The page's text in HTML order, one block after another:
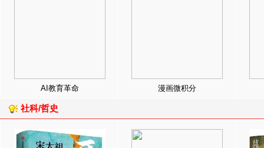
AI教育革命 漫画微积分
社科/哲史